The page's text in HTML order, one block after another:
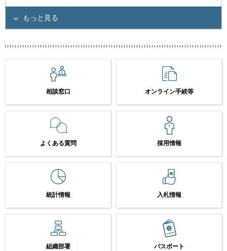
もっと見る
相談窓口 オンライン手続等
よくある質問 採用情報
統計情報 入札情報
組織部署 パスポート